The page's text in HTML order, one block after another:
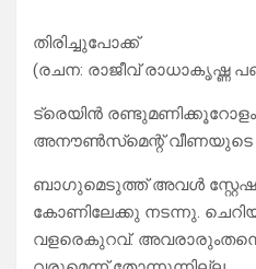
തിരിച്ചുപോക്ക്
(രചന: രാജീവ്‌ രാധാകൃഷ്ണ
ട്രെയിൻ രണ്ടുമണിക്കൂറോളം
അനൗൺസ്‌മെന്റ് വീണയുടെ
ബാഗുമെടുത്ത്‌ അവൾ
കോണിലേക്കു നടന്നു.
വളരെകുറവ്.